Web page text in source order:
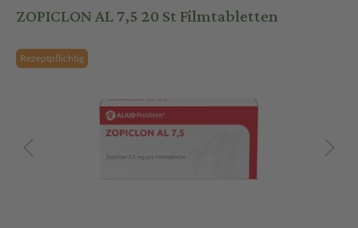
ZOPICLON AL 7,5 20 St Filmtabletten
Rezeptpflichtig